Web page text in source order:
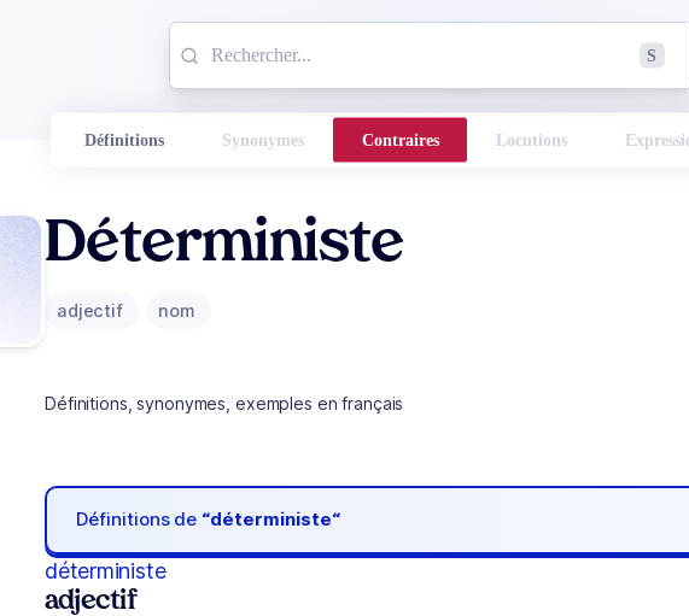
S
Définitions Synonymes Contraires Locutions
Déterministe
adjectif nom
Définitions, synonymes, exemples en français
Définitions de “déterministe“
déterministe
adjectif